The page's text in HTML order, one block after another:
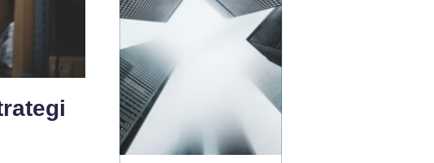
bokföring,
kvittoredovisning och
rapporter. Därför väljer
allt fler att samarbet...